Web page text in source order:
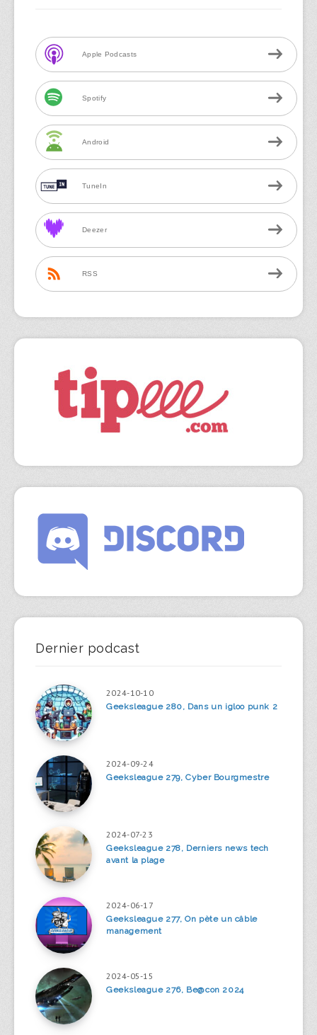
Apple Podcasts
Spotify
Android
TuneIn
Deezer
RSS
Dernier podcast
2024-10-10
Geeksleague 280, Dans un igloo punk 2
2024-09-24
Geeksleague 279, Cyber Bourgmestre
2024-07-23
Geeksleague 278, Derniers news tech
avant la plage
2024-06-17
Geeksleague 277, On pète un câble
management
2024-05-15
Geeksleague 276, Be@con 2024